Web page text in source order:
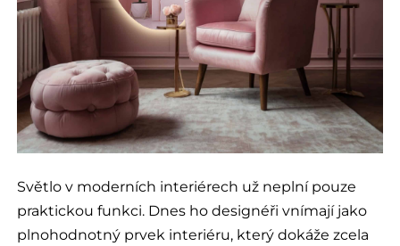
Světlo v moderních interiérech už neplní pouze
praktickou funkci. Dnes ho designéři vnímají jako
plnohodnotný prvek interiéru, který dokáže zcela